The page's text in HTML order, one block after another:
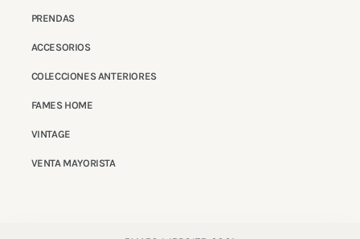
PRENDAS
ACCESORIOS
COLECCIONES ANTERIORES
FAMES HOME
VINTAGE
VENTA MAYORISTA